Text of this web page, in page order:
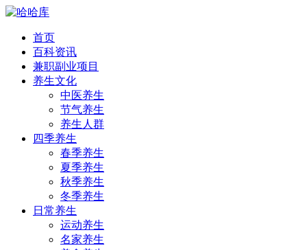
首页
百科资讯
兼职副业项目
养生文化
中医养生
节气养生
养生人群
四季养生
春季养生
夏季养生
秋季养生
冬季养生
日常养生
运动养生
名家养生